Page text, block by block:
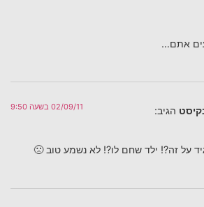
אתם…
הגיב: 02/09/11 בשעה 9:50
על זה?! ילד שחם לו?! לא נשמע טוב 🙁